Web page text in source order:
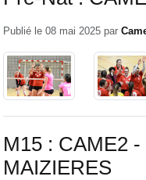
Publié le 08 mai 2025 par
M15 : CAME2
MAIZIERES